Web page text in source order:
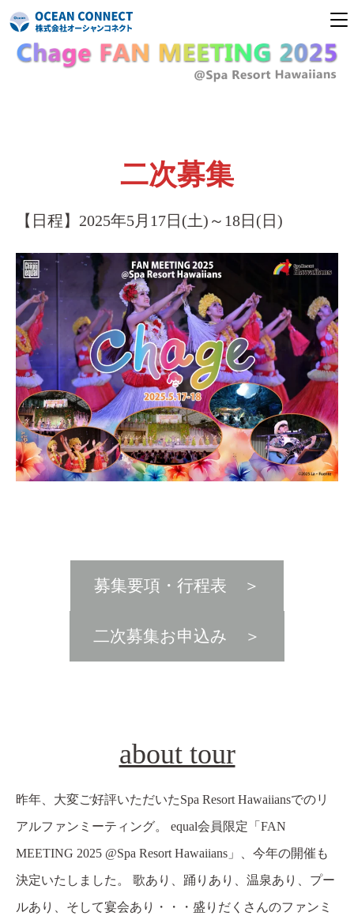
二次募集
【日程】2025年5月17日(土)～18日(日)
募集要項・行程表 ＞
二次募集お申込み ＞
about tour
昨年、大変ご好評いただいたSpa Resort Hawaiiansでのリ
アルファンミーティング。 equal会員限定「FAN
MEETING 2025 @Spa Resort Hawaiians」、今年の開催も
決定いたしました。 歌あり、踊りあり、温泉あり、プー
ルあり、そして宴会あり・・・盛りだくさんのファンミ
国内ツアー
海外ツアー
会社案内
アクセス
旅行業約款
ようこそ気仙沼
お問い合わせはこちら
お問い合わせ
〒988-0043 宮城県気仙沼市南郷２番地16